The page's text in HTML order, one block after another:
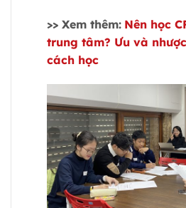
>> Xem thêm: Nên học
trung tâm? Ưu và
cách học